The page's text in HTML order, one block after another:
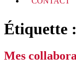
Étiquette :
Mes